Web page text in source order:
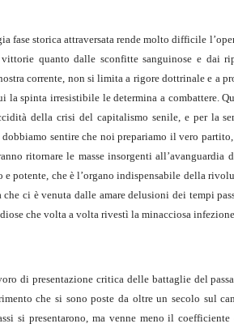
fase storica attraversata rende molto difficile
quanto dalle sconfitte sanguinose e dai
corrente, non si limita a rigore dottrinale e a
spinta irresistibile le determina a combattere.
della crisi del capitalismo senile, e per la
sentire che noi prepariamo il vero
ritornare le masse insorgenti all’avanguardia
potente, che è l’organo indispensabile della
ci è venuta dalle amare delusioni dei tempi
che volta a volta rivestì la minacciosa
di presentazione critica delle battaglie del
che si sono poste da oltre un secolo sul
si presentarono, ma venne meno il